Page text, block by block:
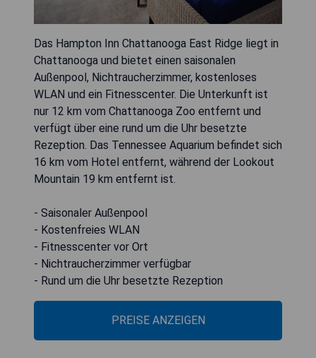
Das Hampton Inn Chattanooga East Ridge liegt in
Chattanooga und bietet einen saisonalen
Außenpool, Nichtraucherzimmer, kostenloses
WLAN und ein Fitnesscenter. Die Unterkunft ist
nur 12 km vom Chattanooga Zoo entfernt und
verfügt über eine rund um die Uhr besetzte
Rezeption. Das Tennessee Aquarium befindet sich
16 km vom Hotel entfernt, während der Lookout
Mountain 19 km entfernt ist.
- Saisonaler Außenpool
- Kostenfreies WLAN
- Fitnesscenter vor Ort
- Nichtraucherzimmer verfügbar
- Rund um die Uhr besetzte Rezeption
PREISE ANZEIGEN